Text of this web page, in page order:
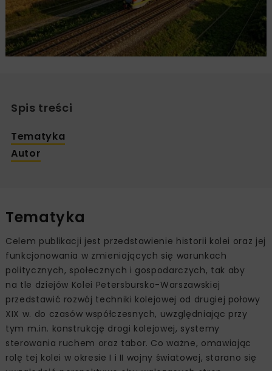
Spis treści
Tematyka
Autor
Tematyka
Celem publikacji jest przedstawienie historii kolei oraz jej
funkcjonowania w zmieniających się warunkach
politycznych, społecznych i gospodarczych, tak aby
na tle dziejów Kolei Petersbursko-Warszawskiej
przedstawić rozwój techniki kolejowej od drugiej połowy
XIX w. do czasów współczesnych, uwzględniając przy
tym m.in. konstrukcję drogi kolejowej, systemy
sterowania ruchem oraz tabor. Co ważne, omawiając
rolę tej kolei w okresie I i II wojny światowej, starano się